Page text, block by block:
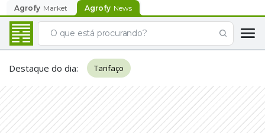
Agrofy Market Agrofy News
Destaque do dia: Tarifaço